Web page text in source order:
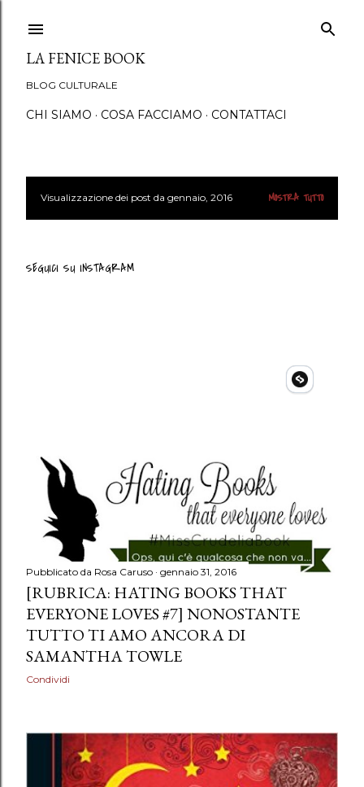
LA FENICE BOOK
BLOG CULTURALE
CHI SIAMO COSA FACCIAMO CONTATTACI
P
s
Visualizzazione dei post da gennaio, 2016 MOSTRA TUTTO
SEGUICI SU INSTAGRAM
Pubblicato da Rosa Caruso gennaio 31, 2016
[RUBRICA: HATING BOOKS THAT
EVERYONE LOVES #7] NONOSTANTE
TUTTO TI AMO ANCORA DI
SAMANTHA TOWLE
Condividi